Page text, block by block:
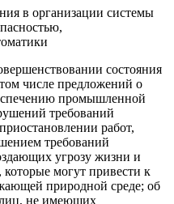
в организации системы
состояния
числе предложений о
промышленной
требований
работ,
требований
угрозу жизни и
могут привести к
природной среде; об
не имеющих